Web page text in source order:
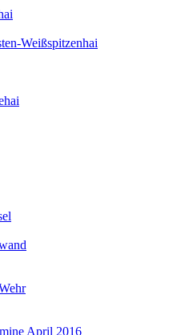
Weißspitzenhai
April 2016